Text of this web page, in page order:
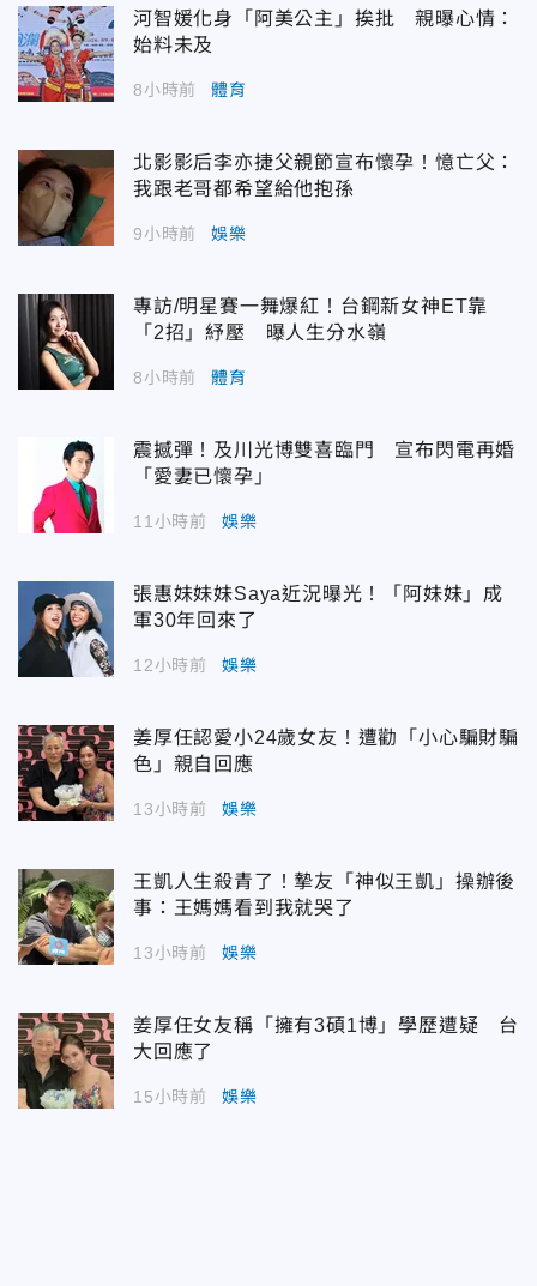
河智媛化身「阿美公主」挨批 親曝心情：
始料未及
8小時前 體育
北影影后李亦捷父親節宣布懷孕！憶亡父：
我跟老哥都希望給他抱孫
9小時前 娛樂
專訪/明星賽一舞爆紅！台鋼新女神ET靠
「2招」紓壓 曝人生分水嶺
8小時前 體育
震撼彈！及川光博雙喜臨門 宣布閃電再婚
「愛妻已懷孕」
11小時前 娛樂
張惠妹妹妹Saya近況曝光！「阿妹妹」成
軍30年回來了
12小時前 娛樂
姜厚任認愛小24歲女友！遭勸「小心騙財騙
色」親自回應
13小時前 娛樂
王凱人生殺青了！摯友「神似王凱」操辦後
事：王媽媽看到我就哭了
13小時前 娛樂
姜厚任女友稱「擁有3碩1博」學歷遭疑 台
大回應了
15小時前 娛樂